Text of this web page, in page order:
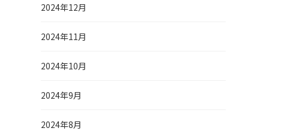
2024年12月
2024年11月
2024年10月
2024年9月
2024年8月